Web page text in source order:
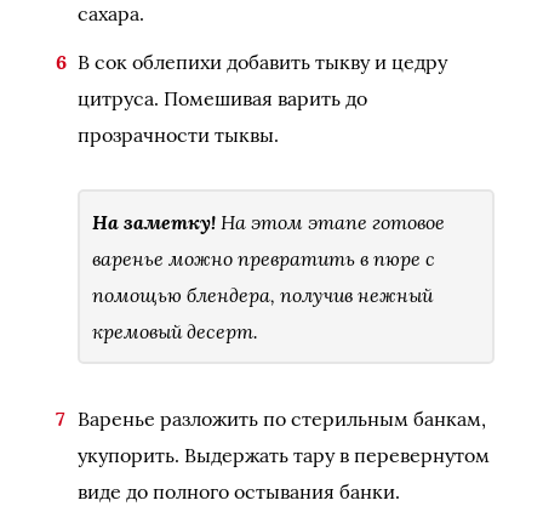
сахара.
В сок облепихи добавить тыкву и цедру
цитруса. Помешивая варить до
прозрачности тыквы.
На заметку!На этом этапе готовое
варенье можно превратить в пюре с
помощью блендера, получив нежный
кремовый десерт.
Варенье разложить по стерильным банкам,
укупорить. Выдержать тару в перевернутом
виде до полного остывания банки.